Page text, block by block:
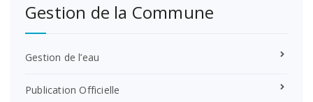
Gestion de la Commune
Gestion de l’eau
Publication Officielle